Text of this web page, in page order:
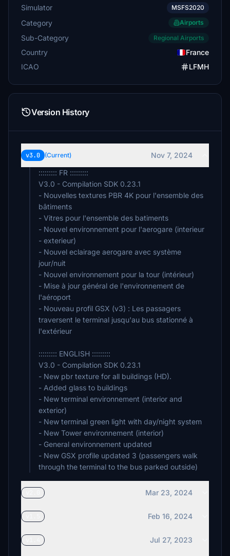
Simulator MSFS2020
Category Airports
Sub-Category Regional Airports
Country
France
ICAO
LFMH
Version History
v3.0 (Current)
Nov 7, 2024
::::::::: FR :::::::::
V3.0 - Compilation SDK 0.23.1
- Nouvelles textures PBR 4K pour l'ensemble des
bâtiments
- Vitres pour l'ensemble des batiments
- Nouvel environnement pour l'aerogare (interieur
- exterieur)
- Nouvel eclairage aerogare avec système
jour/nuit
- Nouvel environnement pour la tour (intérieur)
- Mise à jour général de l'environnement de
l'aéroport
- Nouveau profil GSX (v3) : Les passagers
traversent le terminal jusqu'au bus stationné à
l'extérieur
::::::::: ENGLISH :::::::::
V3.0 - Compilation SDK 0.23.1
- New pbr texture for all buildings (HD).
- Added glass to buildings
- New terminal environnement (interior and
exterior)
- New terminal green light with day/night system
- New Tower environnement (interior)
- General environnement updated
- New GSX profile updated 3 (passengers walk
through the terminal to the bus parked outside)
Mar 23, 2024
Feb 16, 2024
Jul 27, 2023